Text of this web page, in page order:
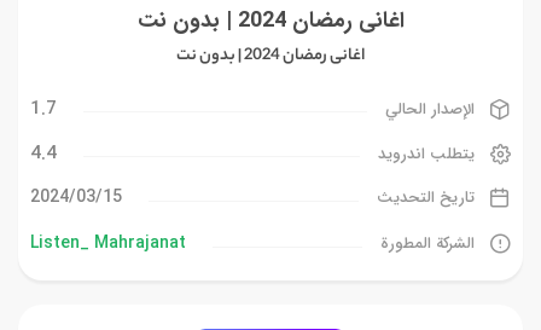
اغانى رمضان 2024 | بدون نت
اغانى رمضان 2024 | بدون نت
الإصدار الحالي 1.7
يتطلب اندرويد 4.4
تاريخ التحديث 15‏/03‏/2024
الشركة المطورة Listen_ Mahrajanat